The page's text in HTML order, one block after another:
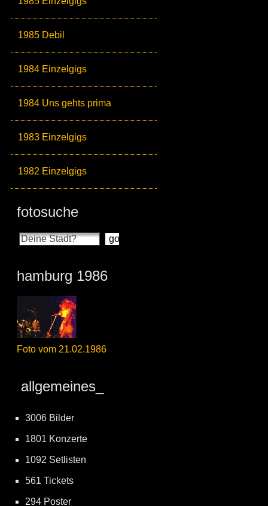
1985 Debil
1984 Einzelgigs
1984 Uns gehts prima
1983 Einzelgigs
1982 Einzelgigs
fotosuche
hamburg 1986
Foto vom 21.02.1986
allgemeines_
3006 Bilder
1801 Konzerte
1092 Setlisten
561 Tickets
294 Poster